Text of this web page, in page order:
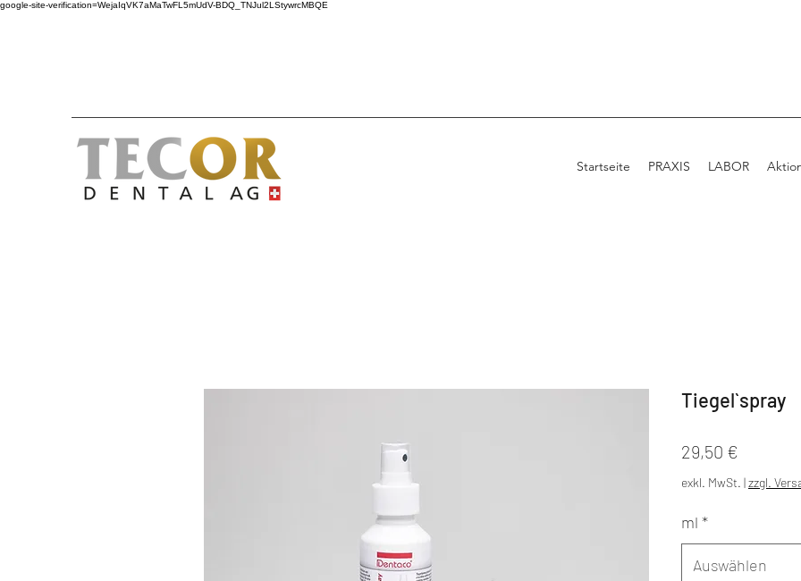
google-site-verification=WejaIqVK7aMaTwFL5mUdV-BDQ_TNJul2LStywrcMBQE
Startseite PRAXIS LABOR
Tiegel`spray
29,50 €
exkl. MwSt. |zzgl.
ml *
Auswählen